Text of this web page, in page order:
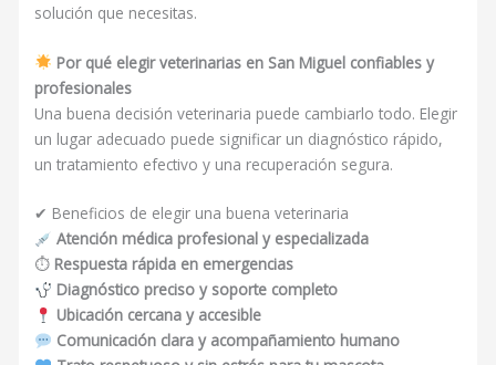
solución que necesitas.
Por qué elegir veterinarias en San Miguel confiables y
profesionales
Una buena decisión veterinaria puede cambiarlo todo. Elegir
un lugar adecuado puede significar un diagnóstico rápido,
un tratamiento efectivo y una recuperación segura.
✔ Beneficios de elegir una buena veterinaria
Atención médica profesional y especializada
⏱ Respuesta rápida en emergencias
Diagnóstico preciso y soporte completo
Ubicación cercana y accesible
Comunicación clara y acompañamiento humano